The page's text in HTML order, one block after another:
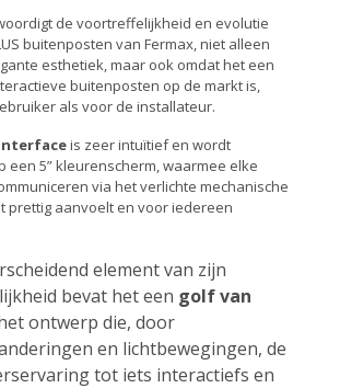
de voortreffelijkheid en evolutie
buitenposten van Fermax, niet alleen
esthetiek, maar ook omdat het een
buitenposten op de markt is,
als voor de installateur.
is zeer intuïtief en wordt
een 5” kleurenscherm, waarmee elke
via het verlichte mechanische
prettig aanvoelt en voor iedereen
element van zijn
bevat het een golf van
ontwerp die, door
en lichtbewegingen, de
tot iets interactiefs en